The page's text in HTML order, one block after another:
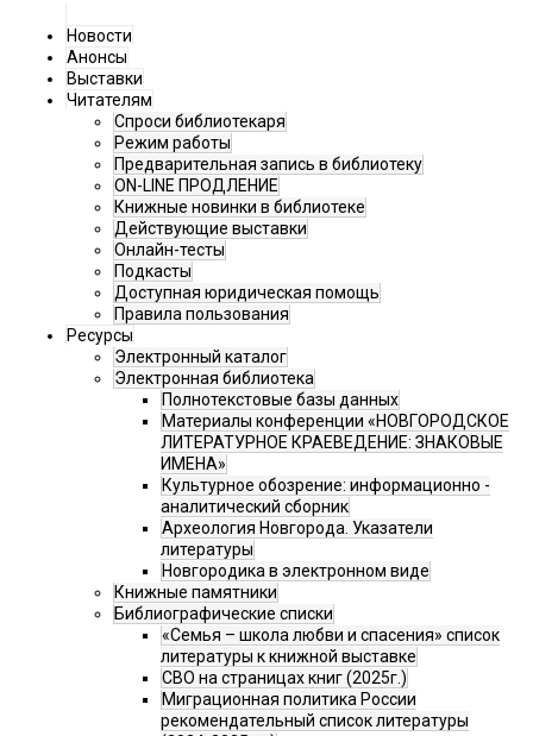
Новости
Анонсы
Выставки
Читателям
Спроси библиотекаря
Режим работы
Предварительная запись в библиотеку
ON-LINE ПРОДЛЕНИЕ
Книжные новинки в библиотеке
Действующие выставки
Онлайн-тесты
Подкасты
Доступная юридическая помощь
Правила пользования
Ресурсы
Электронный каталог
Электронная библиотека
Полнотекстовые базы данных
Материалы конференции «НОВГОРОДСКОЕ
ЛИТЕРАТУРНОЕ КРАЕВЕДЕНИЕ: ЗНАКОВЫЕ
ИМЕНА»
Культурное обозрение: информационно -
аналитический сборник
Археология Новгорода. Указатели
литературы
Новгородика в электронном виде
Книжные памятники
Библиографические списки
«Семья – школа любви и спасения» список
литературы к книжной выставке
СВО на страницах книг (2025г.)
Миграционная политика России
рекомендательный список литературы